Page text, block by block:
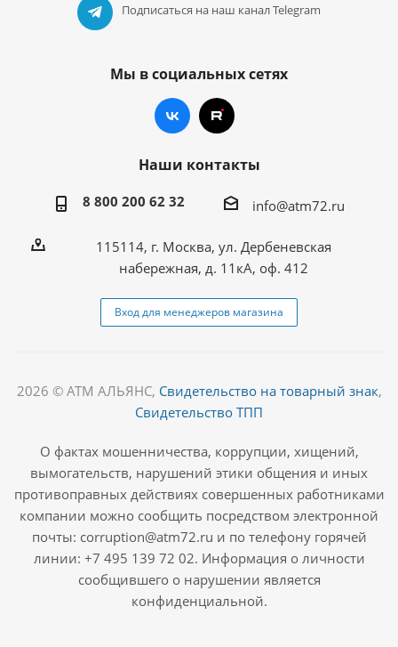
Подписаться на наш канал Telegram
Мы в социальных сетях
Наши контакты
8 800 200 62 32 info@atm72.ru
115114, г. Москва, ул. Дербеневская
набережная, д. 11кА, оф. 412
Вход для менеджеров магазина
2026 © АТМ АЛЬЯНС, Свидетельство на товарный знак,
Свидетельство ТПП
О фактах мошенничества, коррупции, хищений,
вымогательств, нарушений этики общения и иных
противоправных действиях совершенных работниками
компании можно сообщить посредством электронной
почты: corruption@atm72.ru и по телефону горячей
линии: +7 495 139 72 02. Информация о личности
сообщившего о нарушении является
конфиденциальной.